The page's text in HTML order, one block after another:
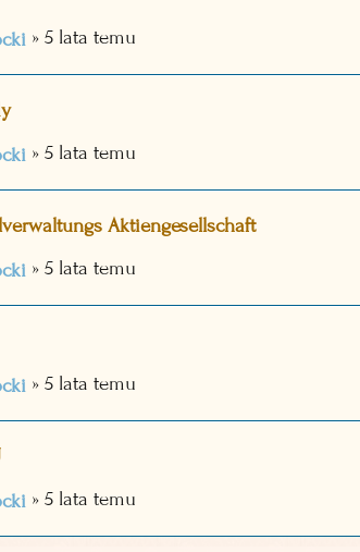
» 5 lata temu
» 5 lata temu
Aktiengesellschaft
» 5 lata temu
» 5 lata temu
» 5 lata temu